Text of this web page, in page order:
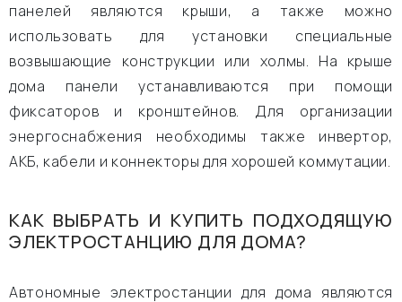
панелей являются крыши, а также можно
использовать для установки специальные
возвышающие конструкции или холмы. На крыше
дома панели устанавливаются при помощи
фиксаторов и кронштейнов. Для организации
энергоснабжения необходимы также инвертор,
АКБ, кабели и коннекторы для хорошей коммутации.
КАК ВЫБРАТЬ И КУПИТЬ ПОДХОДЯЩУЮ
ЭЛЕКТРОСТАНЦИЮ ДЛЯ ДОМА?
Автономные электростанции для дома являются